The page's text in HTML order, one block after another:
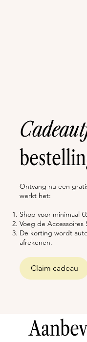
Ontvang nu een
werkt het: ​
Shop voor minimaal
Voeg de Accessoires
De korting wordt
afrekenen.
Claim cadeau